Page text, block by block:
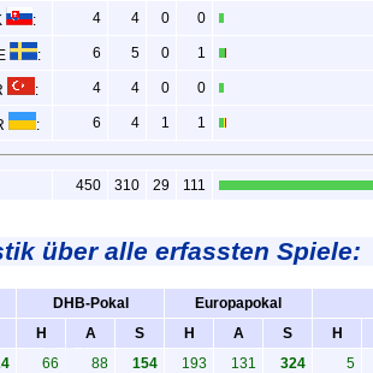
: 4 4 0 0
: 6 5 0 1
: 4 4 0 0
: 6 4 1 1
450 310 29 111
über alle erfassten Spiele:
DHB-Pokal
Europapokal
H A S H A S
H
66 88 154 193 131 324 5